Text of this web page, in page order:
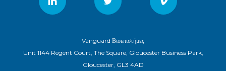
Vanguard Βιοεπιστήμες
Unit 1144 Regent Court, The Square, Gloucester Business Park,
Gloucester, GL3 4AD